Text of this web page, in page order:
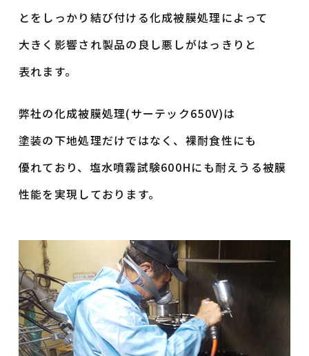
とをしっかり結び付ける化成被膜処理によって
大きく影響され製品の良し悪しがはっきりと
表れます。
弊社の化成被膜処理(サーテック650V)は
塗装の下地処理だけではなく、裸耐食性にも
優れており、 塩水噴霧試験600Hにも耐えうる被膜
性能を実現しております。